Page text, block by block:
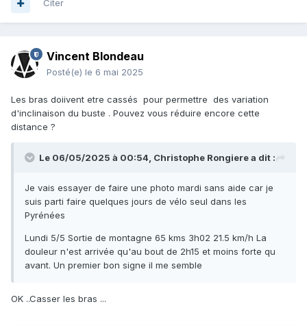
Citer
Vincent Blondeau
Posté(e) le 6 mai 2025
Les bras doiivent etre cassés pour permettre des variation
d'inclinaison du buste . Pouvez vous réduire encore cette
distance ?
Le 06/05/2025 à 00:54, Christophe Rongierea dit :
Je vais essayer de faire une photo mardi sans aide car je
suis parti faire quelques jours de vélo seul dans les
Pyrénées
Lundi 5/5 Sortie de montagne 65 kms 3h02 21.5 km/h La
douleur n'est arrivée qu'au bout de 2h15 et moins forte qu
avant. Un premier bon signe il me semble
OK ..Casser les bras ...